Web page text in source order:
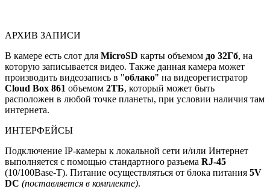
АРХИВ ЗАПИСИ
В камере есть слот для MicroSD карты объемом до 32Гб, на
которую записывается видео. Также данная камера может
производить видеозапись в "облако" на видеорегистратор
Cloud Box 861 объемом 2ТБ, который может быть
расположен в любой точке планеты, при условии наличия там
интернета.
ИНТЕРФЕЙСЫ
Подключение IP-камеры к локальной сети и/или Интернет
выполняется с помощью стандартного разъема RJ-45
(10/100Base-T). Питание осуществляться от блока питания 5V
DC (поставляется в комплекте).